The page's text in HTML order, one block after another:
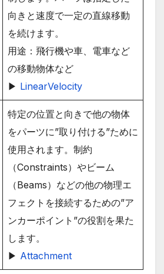
向きと速度で一定の直線移動
を続けます。
用途：飛行機や車、電車など
の移動物体など
▶ LinearVelocity
特定の位置と向きで他の物体
をパーツに”取り付ける”ために
使用されます。制約
（Constraints）やビーム
（Beams）などの他の物理エ
フェクトを接続するための”ア
ンカーポイント”の役割を果た
します。
▶ Attachment